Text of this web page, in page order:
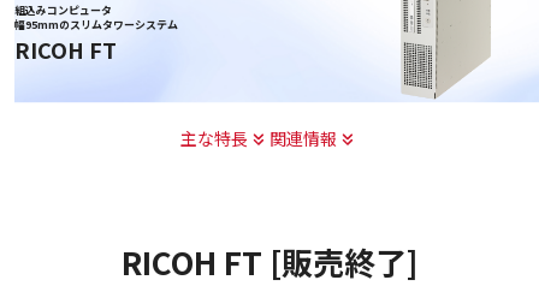
組込みコンピュータ
幅95mmのスリムタワーシステム
RICOH FT
主な特長 関連情報
RICOH FT [販売終了]